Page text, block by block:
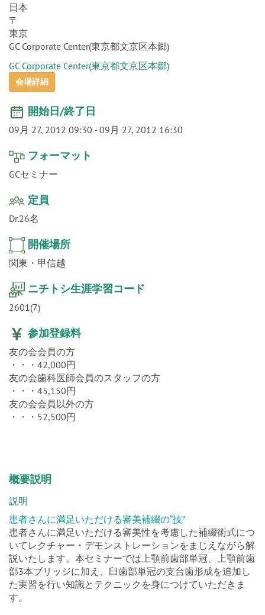
日本
〒
東京
GC Corporate Center(東京都文京区本郷)
GC Corporate Center(東京都文京区本郷)
会場詳細
開始日/終了日
09月 27, 2012 09:30 - 09月 27, 2012 16:30
フォーマット
GCセミナー
定員
Dr.26名
開催場所
関東・甲信越
ニチトシ生涯学習コード
2601(7)
参加登録料
友の会会員の方
・・・42,000円
友の会歯科医師会員のスタッフの方
・・・45,150円
友の会会員以外の方
・・・52,500円
概要説明
説明
患者さんに満足いただける審美補綴の“技”
患者さんに満足いただける審美性を考慮した補綴術式につ
いてレクチャー・デモンストレーションをまじえながら解
説いたします。本セミナーでは上顎前歯部単冠、上顎前歯
部3本ブリッジに加え、臼歯部単冠の支台歯形成を追加し
た実習を行い知識とテクニックを身につけていただきま
す。